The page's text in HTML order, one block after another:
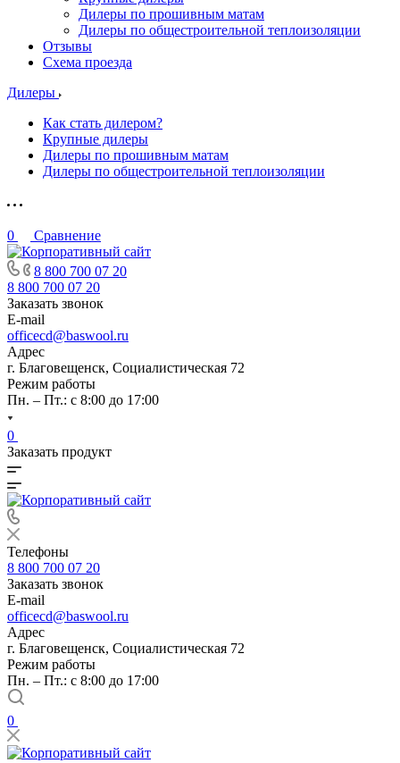
Дилеры по прошивным матам
Дилеры по общестроительной теплоизоляции
Отзывы
Схема проезда
Дилеры
Как стать дилером?
Крупные дилеры
Дилеры по прошивным матам
Дилеры по общестроительной теплоизоляции
0 Сравнение
8 800 700 07 20
8 800 700 07 20
Заказать звонок
E-mail
officecd@baswool.ru
Адрес
г. Благовещенск, Социалистическая 72
Режим работы
Пн. – Пт.: с 8:00 до 17:00
0
Заказать продукт
Телефоны
8 800 700 07 20
Заказать звонок
E-mail
officecd@baswool.ru
Адрес
г. Благовещенск, Социалистическая 72
Режим работы
Пн. – Пт.: с 8:00 до 17:00
0